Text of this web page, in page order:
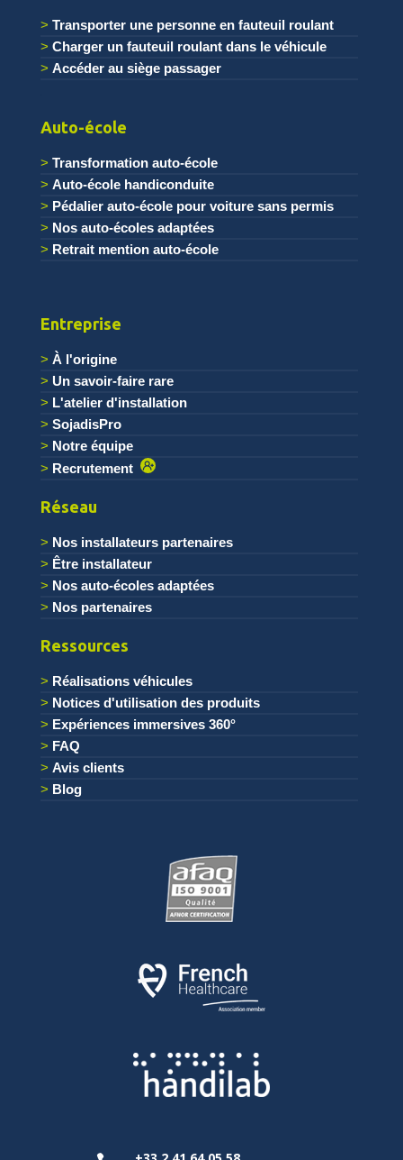
Transporter une personne en fauteuil roulant
Charger un fauteuil roulant dans le véhicule
Accéder au siège passager
Auto-école
Transformation auto-école
Auto-école handiconduite
Pédalier auto-école pour voiture sans permis
Nos auto-écoles adaptées
Retrait mention auto-école
Entreprise
À l'origine
Un savoir-faire rare
L'atelier d'installation
SojadisPro
Notre équipe
Recrutement
Réseau
Nos installateurs partenaires
Être installateur
Nos auto-écoles adaptées
Nos partenaires
Ressources
Réalisations véhicules
Notices d'utilisation des produits
Expériences immersives 360°
FAQ
Avis clients
Blog